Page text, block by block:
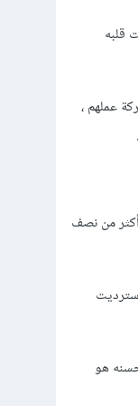
قلبه
عملهم ،
من نصف
هو